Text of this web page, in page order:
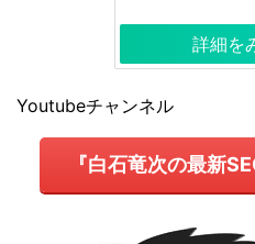
詳細を
Youtubeチャンネル
『白石竜次の最新